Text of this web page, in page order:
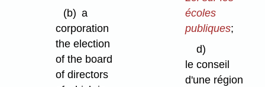
(b) a
corporation
the election
of the board
of directors
écoles
publiques;
d)
le conseil
d'une région